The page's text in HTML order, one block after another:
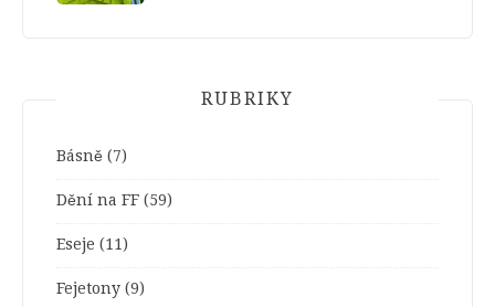
RUBRIKY
Básně (7)
Dění na FF (59)
Eseje (11)
Fejetony (9)